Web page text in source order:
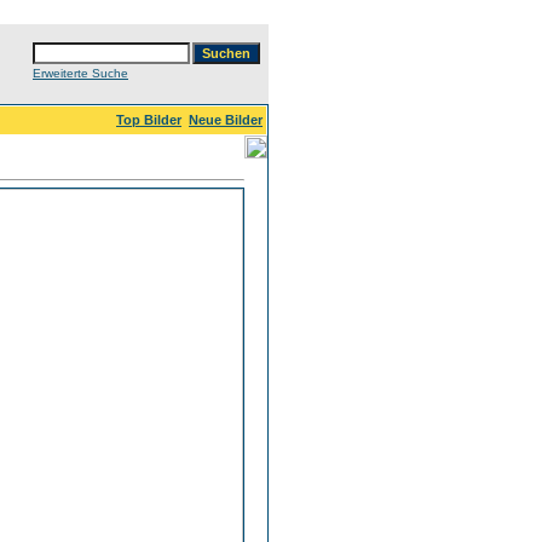
Erweiterte Suche
Top Bilder Neue Bilder